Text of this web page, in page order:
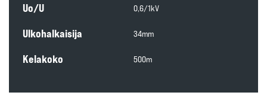
Uo/U 0,6/1kV
Ulkohalkaisija 34mm
Kelakoko 500m